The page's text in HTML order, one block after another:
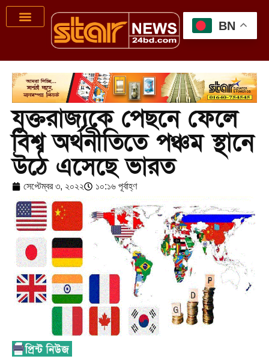
যুক্তরাজ্যকে পেছনে ফেলে
বিশ্ব অর্থনীতিতে পঞ্চম স্থানে
উঠে এসেছে ভারত
সেপ্টেম্বর ৩, ২০২২ ১০:১৬ পূর্বাহ্ণ
BN